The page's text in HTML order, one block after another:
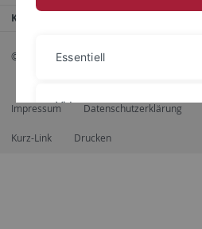
Kontaktinfo
© 2026 Eberhard Karls Universität
Impressum Datenschutzerklärung
Kurz-Link Drucken
Essentiell
Videos